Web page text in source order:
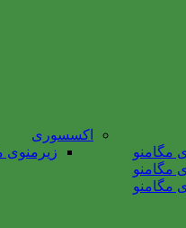
مگامنو
مگامنو
مگامنو
اکسسوری
زیرمنوی